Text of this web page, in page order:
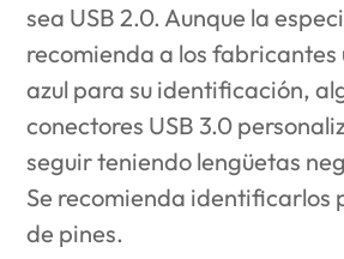
sea USB 2.0. Aunque la
recomienda a los fabricantes
azul para su identificación,
conectores USB 3.0
seguir teniendo lengüetas
Se recomienda identificarlos
de pines.